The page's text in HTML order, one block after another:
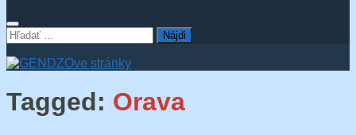
Hľadať:
Tagged: Orava